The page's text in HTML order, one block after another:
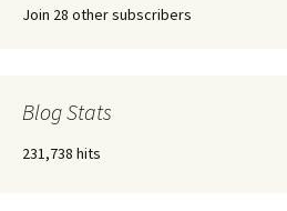
Join 28 other subscribers
Blog Stats
231,738 hits